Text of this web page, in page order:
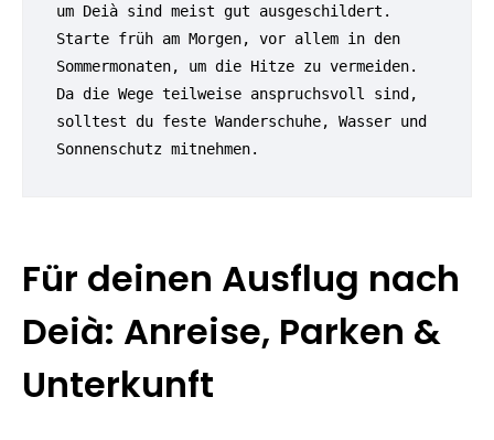
um Deià sind meist gut ausgeschildert.
Starte früh am Morgen, vor allem in den
Sommermonaten, um die Hitze zu vermeiden.
Da die Wege teilweise anspruchsvoll sind,
solltest du feste Wanderschuhe, Wasser und
Sonnenschutz mitnehmen.
Für deinen Ausflug nach
Deià: Anreise, Parken &
Unterkunft